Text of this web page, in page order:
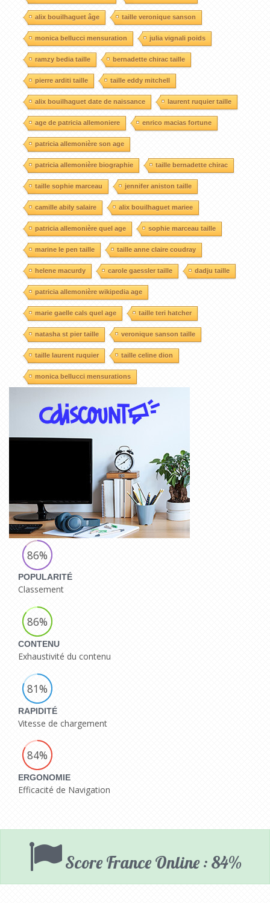
alix bouilhaguet âge taille veronique sanson
monica bellucci mensuration julia vignali poids
ramzy bedia taille bernadette chirac taille
pierre arditi taille taille eddy mitchell
alix bouilhaguet date de naissance laurent ruquier taille
age de patricia allemoniere enrico macias fortune
patricia allemonière son age
patricia allemonière biographie taille bernadette chirac
taille sophie marceau jennifer aniston taille
camille abily salaire alix bouilhaguet mariee
patricia allemonière quel age sophie marceau taille
marine le pen taille taille anne claire coudray
helene macurdy carole gaessler taille dadju taille
patricia allemonière wikipedia age
marie gaelle cals quel age taille teri hatcher
natasha st pier taille veronique sanson taille
taille laurent ruquier taille celine dion
monica bellucci mensurations
86%
POPULARITÉ
Classement
86%
CONTENU
Exhaustivité du contenu
81%
RAPIDITÉ
Vitesse de chargement
84%
ERGONOMIE
Efficacité de Navigation
Score France Online : 84%